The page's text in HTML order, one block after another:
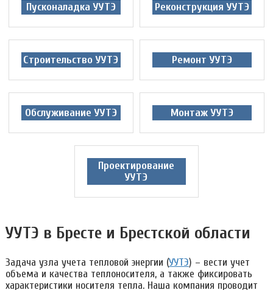
Пусконаладка УУТЭ Реконструкция УУТЭ
Строительство УУТЭ Ремонт УУТЭ
Обслуживание УУТЭ Монтаж УУТЭ
Проектирование
УУТЭ
УУТЭ в Бресте и Брестской области
Задача узла учета тепловой энергии (УУТЭ) – вести учет
объема и качества теплоносителя, а также фиксировать
характеристики носителя тепла. Наша компания проводит